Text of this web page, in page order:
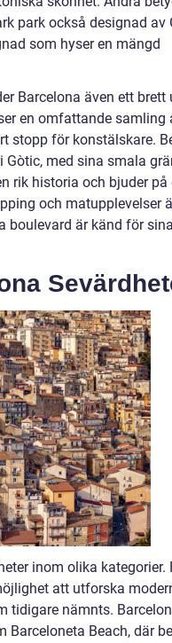
park också designad av
som hyser en mängd
Barcelona även ett brett
en omfattande samling
stopp för konstälskare.
med sina smala
rik historia och bjuder på
och matupplevelser
boulevard är känd för
inom olika kategorier.
att utforska
tidigare nämnts.
Beach, där